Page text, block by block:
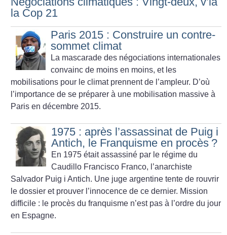
la Cop 21
Paris 2015 : Construire un contre-
sommet climat
La mascarade des négociations internationales
convainc de moins en moins, et les
mobilisations pour le climat prennent de l’ampleur. D’où
l’importance de se préparer à une mobilisation massive à
Paris en décembre 2015.
1975 : après l’assassinat de Puig i
Antich, le Franquisme en procès ?
En 1975 était assassiné par le régime du
Caudillo Francisco Franco, l’anarchiste
Salvador Puig i Antich. Une juge argentine tente de rouvrir
le dossier et prouver l’innocence de ce dernier. Mission
difficile : le procès du franquisme n’est pas à l’ordre du jour
en Espagne.